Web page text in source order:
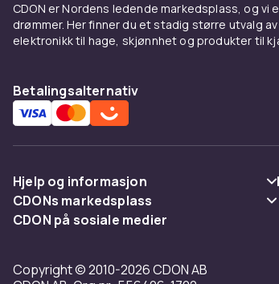
CDON er Nordens ledende markedsplass, og
drømmer. Her finner du et stadig større utvalg
elektronikk til hage, skjønnhet og produkter til
Betalingsalternativ
Hjelp og informasjon
Vanlige spørsmål
Angre & returner her
CDONs markedsplass
Merchant Help Center
CDON på sosiale medier
Copyright © 2010-2026 CDON AB